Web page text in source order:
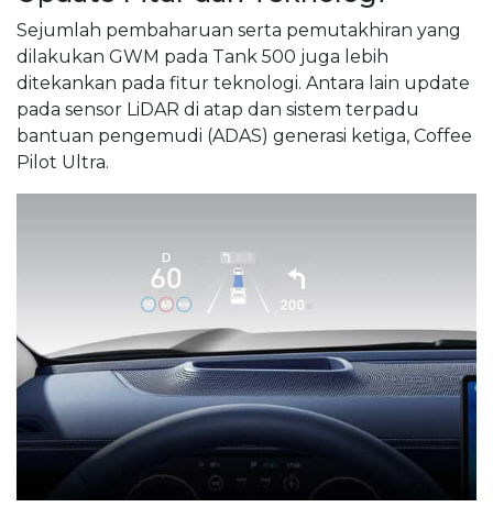
Sejumlah pembaharuan serta pemutakhiran yang
dilakukan GWM pada Tank 500 juga lebih
ditekankan pada fitur teknologi. Antara lain update
pada sensor LiDAR di atap dan sistem terpadu
bantuan pengemudi (ADAS) generasi ketiga, Coffee
Pilot Ultra.